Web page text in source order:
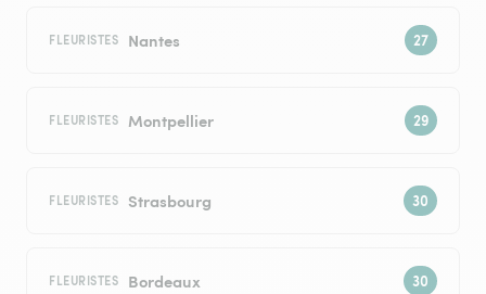
FLEURISTES Nantes
FLEURISTES Montpellier
FLEURISTES Strasbourg
FLEURISTES Bordeaux